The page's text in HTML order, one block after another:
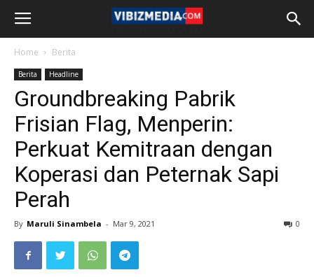
Home Berita
Berita Headline
Groundbreaking Pabrik
Frisian Flag, Menperin:
Perkuat Kemitraan dengan
Koperasi dan Peternak Sapi
Perah
By Maruli Sinambela - Mar 9, 2021 0